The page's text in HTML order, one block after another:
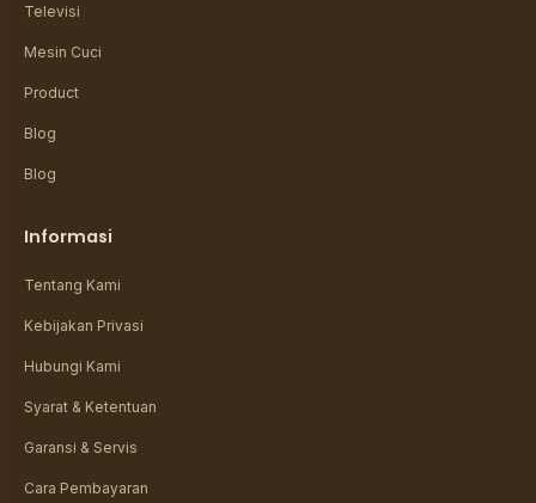
Televisi
Mesin Cuci
Product
Blog
Blog
Informasi
Tentang Kami
Kebijakan Privasi
Hubungi Kami
Syarat & Ketentuan
Garansi & Servis
Cara Pembayaran